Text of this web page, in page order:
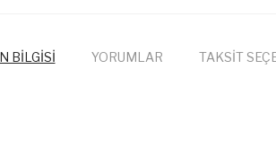
BİLGİSİ YORUMLAR TAKSİT